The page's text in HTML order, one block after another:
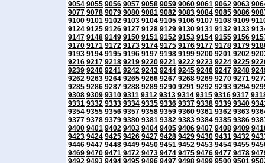
9054 9055 9056 9057 9058 9059 9060 9061 9062 9063
9077 9078 9079 9080 9081 9082 9083 9084 9085 9086
9100 9101 9102 9103 9104 9105 9106 9107 9108 9109
9124 9125 9126 9127 9128 9129 9130 9131 9132 9133
9147 9148 9149 9150 9151 9152 9153 9154 9155 9156
9170 9171 9172 9173 9174 9175 9176 9177 9178 9179
9193 9194 9195 9196 9197 9198 9199 9200 9201 9202
9216 9217 9218 9219 9220 9221 9222 9223 9224 9225
9239 9240 9241 9242 9243 9244 9245 9246 9247 9248
9262 9263 9264 9265 9266 9267 9268 9269 9270 9271
9285 9286 9287 9288 9289 9290 9291 9292 9293 9294
9308 9309 9310 9311 9312 9313 9314 9315 9316 9317
9331 9332 9333 9334 9335 9336 9337 9338 9339 9340
9354 9355 9356 9357 9358 9359 9360 9361 9362 9363
9377 9378 9379 9380 9381 9382 9383 9384 9385 9386
9400 9401 9402 9403 9404 9405 9406 9407 9408 9409
9423 9424 9425 9426 9427 9428 9429 9430 9431 9432
9446 9447 9448 9449 9450 9451 9452 9453 9454 9455
9469 9470 9471 9472 9473 9474 9475 9476 9477 9478
9492 9493 9494 9495 9496 9497 9498 9499 9500 9501